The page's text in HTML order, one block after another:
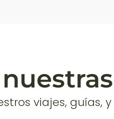
viajes, guías,